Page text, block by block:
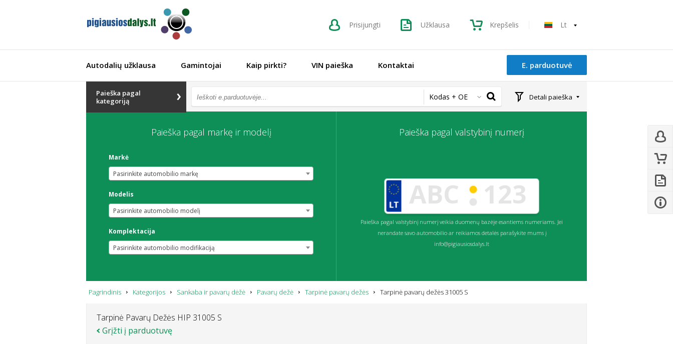
Prisijungti Užklausa Krepšelis Lt
Autodalių užklausa Gamintojai Kaip pirkti? VIN paieška Kontaktai E. parduotuvė
Paieška pagal
kategoriją
Kodas + OE Detali paieška
Paieška pagal markę ir modelį
Markė
Pasirinkite automobilio markę
Modelis
Pasirinkite automobilio modelį
Komplektacija
Pasirinkite automobilio modifikaciją
Paieška pagal valstybinį numerį
Paieška pagal valstybinį numerį veikia duomenų bazėje esantiems numeriams. Jei
nerandate savo automobilio ar reikiamos detalės parašykite mums į
info@pigiausiosdalys.lt
Pagrindinis Kategorijos Sankaba ir pavarų dėžė Pavarų dežė Tarpinė pavarų dežės Tarpinė pavarų dežės 31005 S
Tarpinė Pavarų Dežės HIP 31005 S
Grįžti į parduotuvę